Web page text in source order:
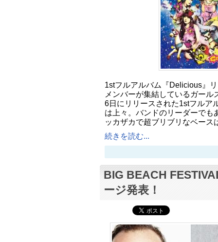
1stフルアルバム『Delicious』
メンバーが集結しているガー
6日にリリースされた1stフルア
は上々。バンドのリーダーでも
ッカザカで超ブリブリなベー
続きを読む...
BIG BEACH
ージ発表！